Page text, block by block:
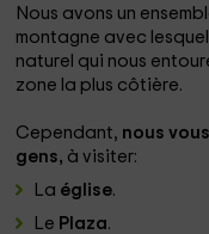
Nous avons un
montagne avec
naturel qui nous
zone la plus côtière.
Cependant, nous
gens, à visiter:
La église.
Le Plaza.